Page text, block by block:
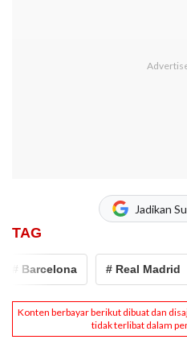
Jadikan
TAG
Barcelona # Real Madrid